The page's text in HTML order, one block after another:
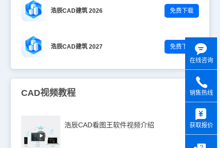
浩辰CAD建筑 2026 免费下载
浩辰CAD建筑 2027 免费下载
CAD视频教程
浩辰CAD看图王软件视频介绍
在线咨询
销售热线
获取报价